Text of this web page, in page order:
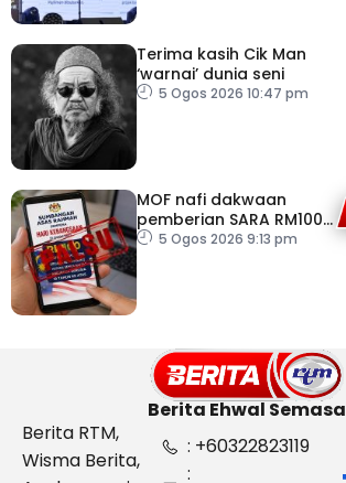
Terima kasih Cik Man
‘warnai’ dunia seni
5 Ogos 2026 10:47 pm
MOF nafi dakwaan
pemberian SARA RM100
sempena Hari
5 Ogos 2026 9:13 pm
Berita Ehwal Semasa
Berita RTM,
Wisma Berita,
: +60322823119
: